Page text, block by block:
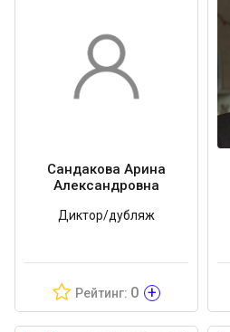
Сандакова Арина
Александровна
Диктор/дубляж
Рейтинг: 0 +